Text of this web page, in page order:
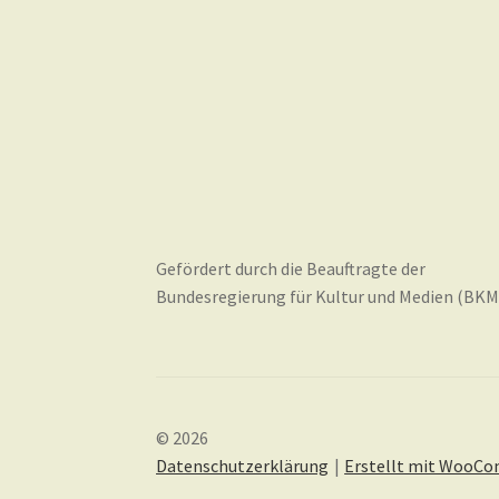
Gefördert durch die Beauftragte der
Bundesregierung für Kultur und Medien
© 2026
Datenschutzerklärung
Erstellt mit